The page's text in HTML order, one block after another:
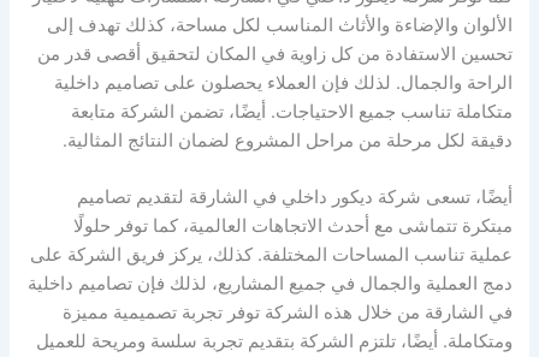
الألوان والإضاءة والأثاث المناسب لكل مساحة، كذلك تهدف إلى
تحسين الاستفادة من كل زاوية في المكان لتحقيق أقصى قدر من
الراحة والجمال. لذلك فإن العملاء يحصلون على تصاميم داخلية
متكاملة تناسب جميع الاحتياجات. أيضًا، تضمن الشركة متابعة
دقيقة لكل مرحلة من مراحل المشروع لضمان النتائج المثالية.
أيضًا، تسعى شركة ديكور داخلي في الشارقة لتقديم تصاميم
مبتكرة تتماشى مع أحدث الاتجاهات العالمية، كما توفر حلولًا
عملية تناسب المساحات المختلفة. كذلك، يركز فريق الشركة على
دمج العملية والجمال في جميع المشاريع، لذلك فإن تصاميم داخلية
في الشارقة من خلال هذه الشركة توفر تجربة تصميمية مميزة
ومتكاملة. أيضًا، تلتزم الشركة بتقديم تجربة سلسة ومريحة للعميل